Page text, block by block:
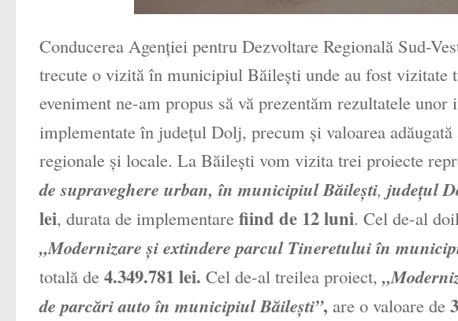
Conducerea Agenţiei pentru Dezvoltare Regională Sud-
trecute o vizită în municipiul Băileşti unde au fost vizitate
eveniment ne-am propus să vă prezentăm rezultatele
implementate în judeţul Dolj, precum şi valoarea
regionale şi locale. La Băileşti vom vizita trei proiecte
de supraveghere urban, în municipiul Băileşti, judeţul
lei, durata de implementare fiind de 12 luni. Cel de-al
„Modernizare şi extindere parcul Tineretului în
totală de 4.349.781 lei. Cel de-al treilea proiect,
de parcări auto în municipiul Băileşti”, are o valoare de